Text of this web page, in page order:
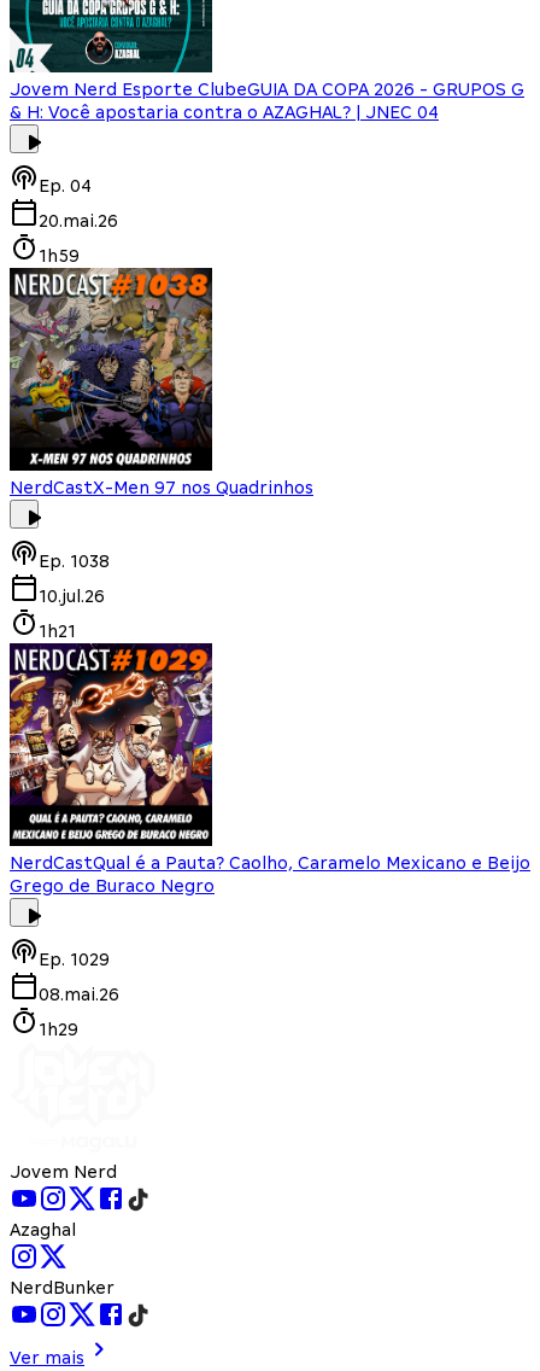
Jovem Nerd Esporte ClubeGUIA DA COPA 2026 - GRUPOS G
& H: Você apostaria contra o AZAGHAL? | JNEC 04
Ep. 04
20.mai.26
1h59
NerdCastX-Men 97 nos Quadrinhos
Ep. 1038
10.jul.26
1h21
NerdCastQual é a Pauta? Caolho, Caramelo Mexicano e Beijo
Grego de Buraco Negro
Ep. 1029
08.mai.26
1h29
Jovem Nerd
Azaghal
NerdBunker
Ver mais